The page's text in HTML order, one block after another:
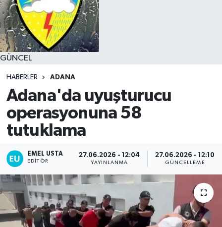
GÜNCEL
HABERLER ADANA
Adana'da uyuşturucu
operasyonuna 58
tutuklama
EMEL USTA
EDITÖR
27.06.2026 - 12:04
YAYINLANMA
27.06.2026 - 12:10
GÜNCELLEME